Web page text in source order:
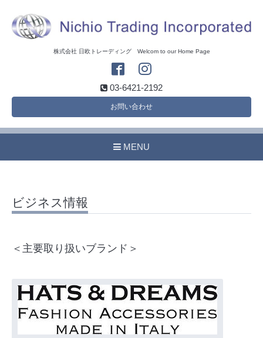
株式会社 日欧トレーディング Welcom to our Home Page
03-6421-2192
お問い合わせ
MENU
ビジネス情報
＜主要取り扱いブランド＞